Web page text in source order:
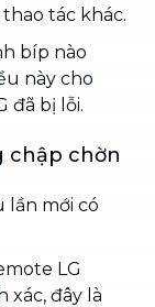
tác khác.
bíp nào
này cho
đã bị lỗi.
chập chờn
lần mới có
LG
xác, đây là